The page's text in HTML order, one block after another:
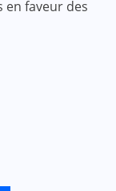
faveur des